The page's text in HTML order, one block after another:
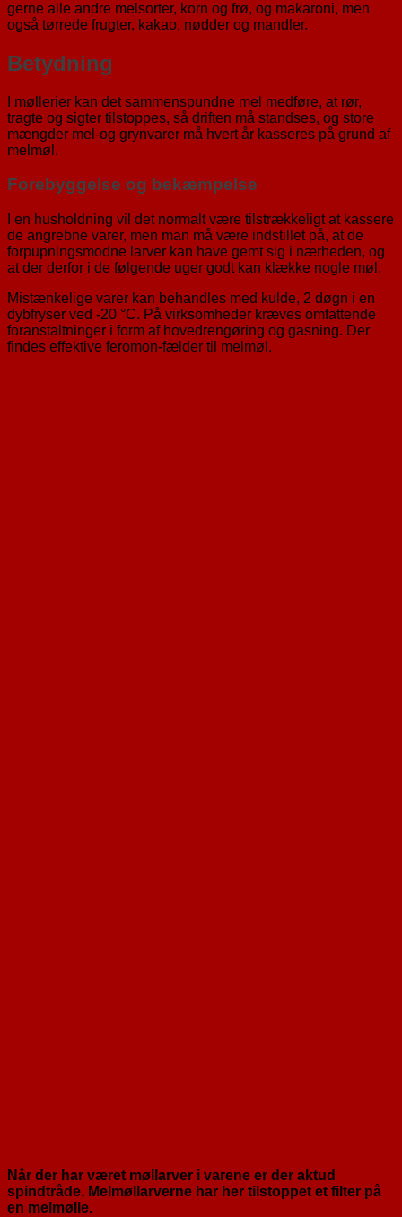
gerne alle andre melsorter, korn og frø, og makaroni, men
også tørrede frugter, kakao, nødder og mandler.
Betydning
I møllerier kan det sammenspundne mel medføre, at rør,
tragte og sigter tilstoppes, så driften må standses, og store
mængder mel-og grynvarer må hvert år kasseres på grund af
melmøl.
Forebyggelse og bekæmpelse
I en husholdning vil det normalt være tilstrækkeligt at kassere
de angrebne varer, men man må være indstillet på, at de
forpupningsmodne larver kan have gemt sig i nærheden, og
at der derfor i de følgende uger godt kan klække nogle møl.
Mistænkelige varer kan behandles med kulde, 2 døgn i en
dybfryser ved -20 °C. På virksomheder kræves omfattende
foranstaltninger i form af hovedrengøring og gasning. Der
findes effektive feromon-fælder til melmøl.
Når der har været møllarver i varene er der aktud
spindtråde. Melmøllarverne har her tilstoppet et filter på
en melmølle.